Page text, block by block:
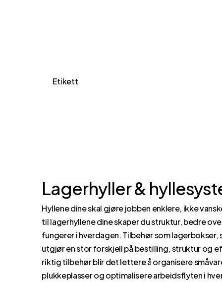
Etikett
Lagerhyller &
Hyllene dine skal gjøre jobben enklere, ikke
til lagerhyllene dine skaper du struktur, bedre
fungerer i hverdagen. Tilbehør som
utgjør en stor forskjell på bestilling, struktur og
riktig tilbehør blir det lettere å organisere
plukkeplasser og optimalisere arbeidsflyten i